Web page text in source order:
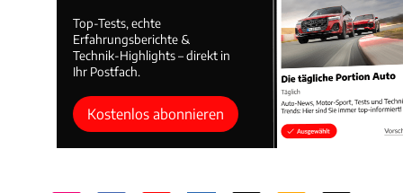
Top-Tests, echte
Erfahrungsberichte &
Technik-Highlights – direkt in
Ihr Postfach.
Kostenlos abonnieren